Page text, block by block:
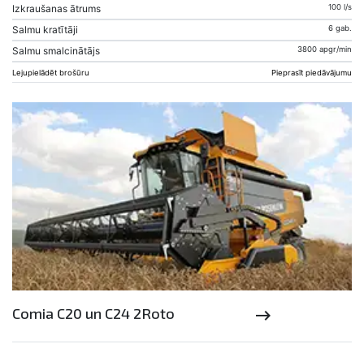
Izkraušanas ātrums 100 l/s
Salmu kratītāji 6 gab.
Salmu smalcinātājs 3800 apgr/min
Lejupielādēt brošūru Pieprasīt piedāvājumu
Comia C20 un C24 2Roto keyboard_backspace